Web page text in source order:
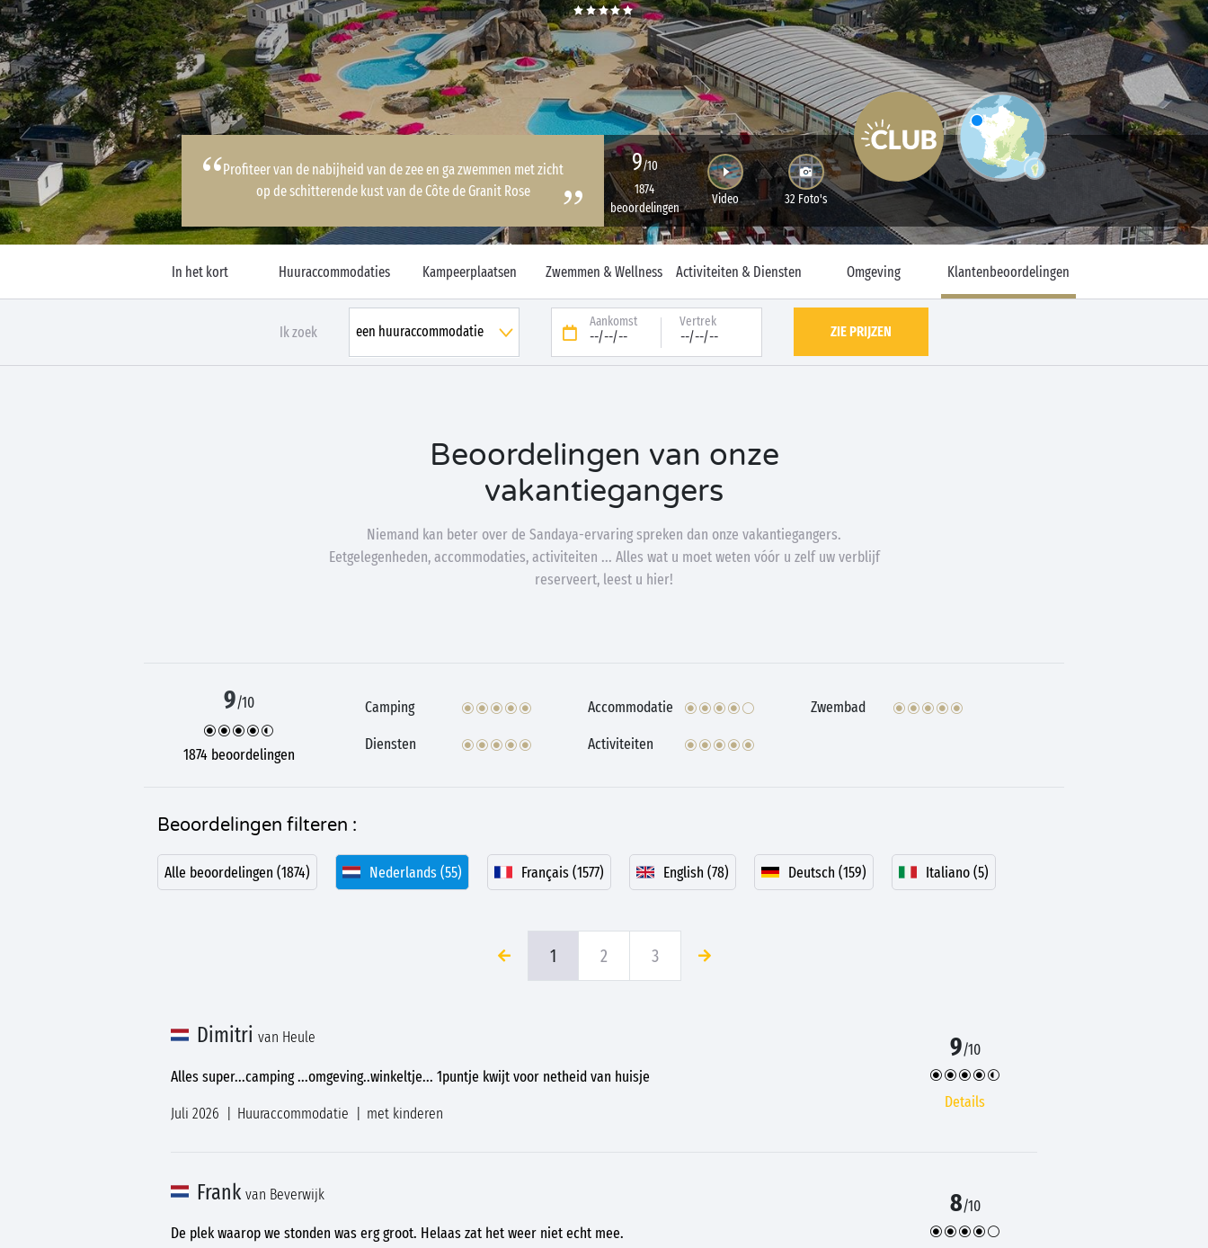
Profiteer van de nabijheid van de zee en ga zwemmen met zicht
op de schitterende kust van de Côte de Granit Rose
9/10
1874
beoordelingen
Video 32 Foto's
In het kort Huuraccommodaties Kampeerplaatsen Zwemmen & Wellness Activiteiten & Diensten Omgeving Klantenbeoordelingen
Ik zoek
Aankomst
--/--/--
Vertrek
--/--/-- ZIE PRIJZEN
Beoordelingen van onze
vakantiegangers
Niemand kan beter over de Sandaya-ervaring spreken dan onze vakantiegangers.
Eetgelegenheden, accommodaties, activiteiten ... Alles wat u moet weten vóór u zelf uw verblijf
reserveert, leest u hier!
9/10
1874 beoordelingen
Camping Accommodatie
Zwembad
Diensten
Activiteiten
Beoordelingen filteren :
Alle beoordelingen (1874) Nederlands (55) Français (1577) English (78) Deutsch (159) Italiano (5)
1 2 3
Dimitri van Heule
Alles super...camping ...omgeving..winkeltje... 1puntje kwijt voor netheid van huisje
Juli 2026
Huuraccommodatie met kinderen
9/10
Details
Frank van Beverwijk
De plek waarop we stonden was erg groot. Helaas zat het weer niet echt mee.
8/10